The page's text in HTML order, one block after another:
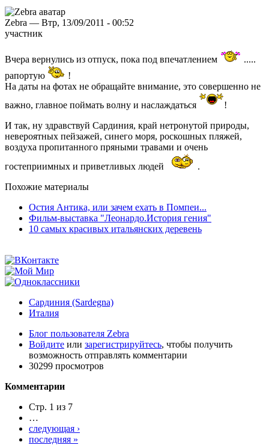
Zebra — Втр, 13/09/2011 - 00:52
участник
Вчера вернулись из отпуск, пока под впечатлением
.....
рапортую
!
На даты на фотах не обращайте внимание, это совершенно не
важно, главное поймать волну и наслаждаться
!
И так, ну здравствуй Сардиния, край нетронутой природы,
невероятных пейзажей, синего моря, роскошных пляжей,
воздуха пропитанного пряными травами и очень
гостеприимных и приветливых людей
.
Похожие материалы
Остия Антика, или зачем ехать в Помпеи...
Фильм-выставка "Леонардо.История гения"
10 самых красивых итальянских деревень
Сардиния (Sardegna)
Италия
Блог пользователя Zebra
Войдите или зарегистрируйтесь, чтобы получить
возможность отправлять комментарии
30299 просмотров
Комментарии
Стр. 1 из 7
…
следующая ›
последняя »